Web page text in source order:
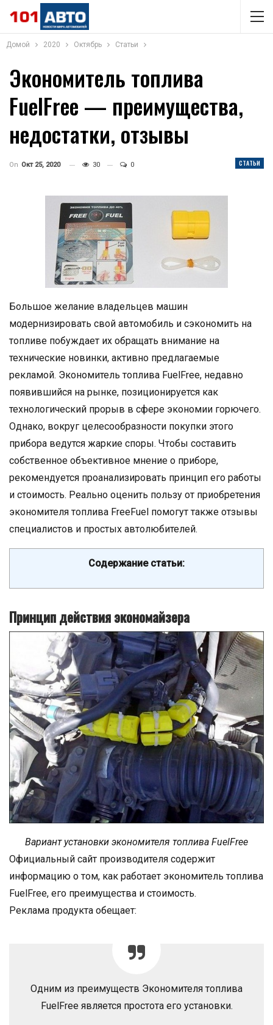
Домой 2020 Октябрь Статьи
Экономитель топлива
FuelFree — преимущества,
недостатки, отзывы
СТАТЬИ
On Окт 25, 2020 30 0
Большое желание владельцев машин
модернизировать свой автомобиль и сэкономить на
топливе побуждает их обращать внимание на
технические новинки, активно предлагаемые
рекламой. Экономитель топлива FuelFree, недавно
появившийся на рынке, позиционируется как
технологический прорыв в сфере экономии горючего.
Однако, вокруг целесообразности покупки этого
прибора ведутся жаркие споры. Чтобы составить
собственное объективное мнение о приборе,
рекомендуется проанализировать принцип его работы
и стоимость. Реально оценить пользу от приобретения
экономителя топлива FreeFuel помогут также отзывы
специалистов и простых автолюбителей.
Содержание статьи:
Принцип действия экономайзера
Вариант установки экономителя топлива FuelFree
Официальный сайт производителя содержит
информацию о том, как работает экономитель топлива
FuelFree, его преимущества и стоимость.
Реклама продукта обещает:
Одним из преимуществ Экономителя топлива
FuelFree является простота его установки.